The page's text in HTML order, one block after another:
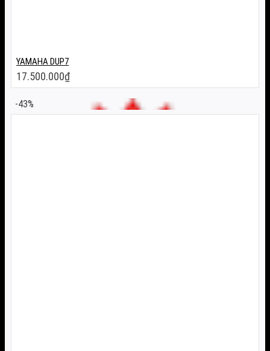
YAMAHA DUP7
17.500.000₫
-43%